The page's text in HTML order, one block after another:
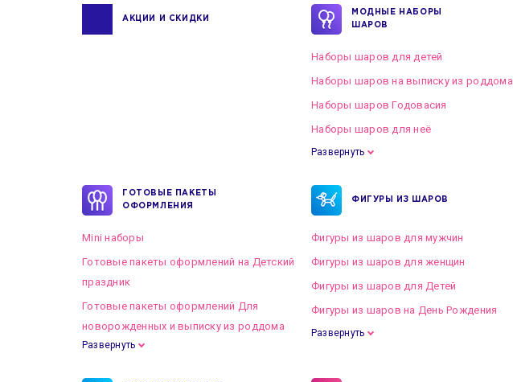
АКЦИИ И СКИДКИ
МОДНЫЕ НАБОРЫ
ШАРОВ
Наборы шаров для детей
Наборы шаров на выписку из роддома
Наборы шаров Годовасия
Наборы шаров для неё
Развернуть
ГОТОВЫЕ ПАКЕТЫ
ОФОРМЛЕНИЯ
Mini наборы
Готовые пакеты оформлений на Детский
праздник
Готовые пакеты оформлений Для
новорожденных и выписку из роддома
Готовые пакеты оформлений на Свадьбу
Развернуть
ФИГУРЫ ИЗ ШАРОВ
Фигуры из шаров для мужчин
Фигуры из шаров для женщин
Фигуры из шаров для Детей
Фигуры из шаров на День Рождения
Развернуть